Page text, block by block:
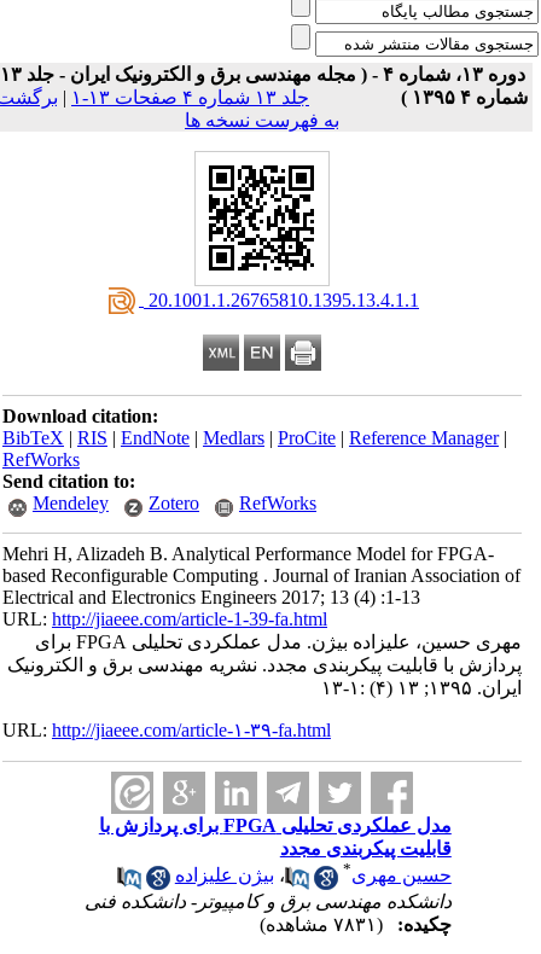
دوره ۱۳، شماره ۴ - ( مجله مهندسی برق و الکترونیک ایران - جلد ۱۳
شماره ۴ ۱۳۹۵ )
جلد ۱۳ شماره ۴ صفحات ۱۳-۱ | برگشت
به فهرست نسخه ها
‎ 20.1001.1.26765810.1395.13.4.1.1
Download citation:
BibTeX|RIS|EndNote|Medlars|ProCite|Reference Manager
RefWorks
Send citation to:
Mendeley
Zotero RefWorks
Mehri H, Alizadeh B. Analytical Performance Model for FPGA-
based Reconfigurable Computing . Journal of Iranian Association of
Electrical and Electronics Engineers 2017; 13 (4) :1-13
URL:http://jiaeee.com/article-1-39-fa.html
مهری حسین، علیزاده بیژن. مدل عملکردی تحلیلی FPGA برای
پردازش با قابلیت پیکربندی مجدد. نشریه مهندسی برق و الکترونیک
ایران. ۱۳۹۵; ۱۳ (۴) :۱-۱۳
URL:http://jiaeee.com/article-۱-۳۹-fa.html
مدل عملکردی تحلیلی FPGA برای پردازش با
قابلیت پیکربندی مجدد
حسین مهری* ،بیژن علیزاده
دانشکده مهندسی برق و کامپیوتر- دانشکده فنی
چکیده: